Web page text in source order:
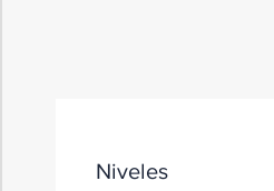
Niveles